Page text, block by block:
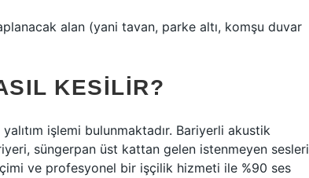
alan (yani tavan, parke altı, komşu duvar
KESILIR?
işlemi bulunmaktadır. Bariyerli akustik
süngerpan üst kattan gelen istenmeyen sesleri
ve profesyonel bir işçilik hizmeti ile %90 ses